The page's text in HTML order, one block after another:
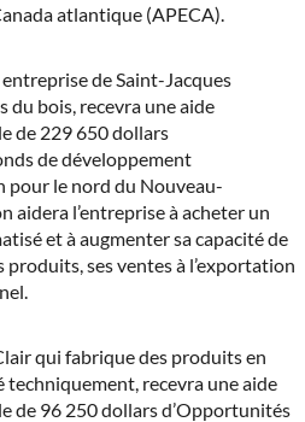
atlantique (APECA).
de Saint-Jacques
du bois, recevra une aide
de 229 650 dollars
de développement
pour le nord du Nouveau-
aidera l’entreprise à acheter un
et à augmenter sa capacité de
ses ventes à l’exportation
qui fabrique des produits en
techniquement, recevra une aide
de 96 250 dollars d’Opportunités